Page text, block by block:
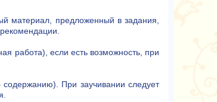
материал, предложенный в задания,
работа), если есть возможность, при
При заучивании следует